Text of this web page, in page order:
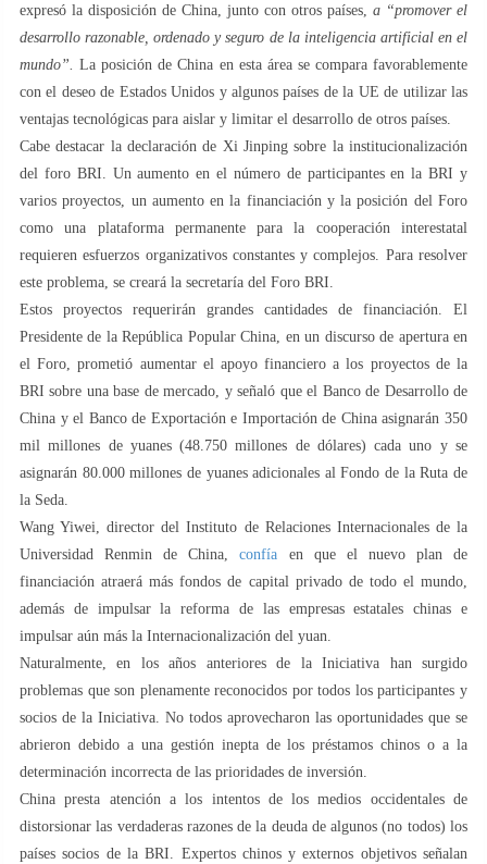
expresó la disposición de China, junto con otros países, a “promover el
desarrollo razonable, ordenado y seguro de la inteligencia artificial en el
mundo”.La posición de China en esta área se compara favorablemente
con el deseo de Estados Unidos y algunos países de la UE de utilizar las
ventajas tecnológicas para aislar y limitar el desarrollo de otros países.
Cabe destacar la declaración de Xi Jinping sobre la institucionalización
del foro BRI. Un aumento en el número de participantes en la BRI y
varios proyectos, un aumento en la financiación y la posición del Foro
como una plataforma permanente para la cooperación interestatal
requieren esfuerzos organizativos constantes y complejos. Para resolver
este problema, se creará la secretaría del Foro BRI.
Estos proyectos requerirán grandes cantidades de financiación. El
Presidente de la República Popular China, en un discurso de apertura en
el Foro, prometió aumentar el apoyo financiero a los proyectos de la
BRI sobre una base de mercado, y señaló que el Banco de Desarrollo de
China y el Banco de Exportación e Importación de China asignarán 350
mil millones de yuanes (48.750 millones de dólares) cada uno y se
asignarán 80.000 millones de yuanes adicionales al Fondo de la Ruta de
la Seda.
Wang Yiwei, director del Instituto de Relaciones Internacionales de la
Universidad Renmin de China,confía en que el nuevo plan de
financiación atraerá más fondos de capital privado de todo el mundo,
además de impulsar la reforma de las empresas estatales chinas e
impulsar aún más la Internacionalización del yuan.
Naturalmente, en los años anteriores de la Iniciativa han surgido
problemas que son plenamente reconocidos por todos los participantes y
socios de la Iniciativa. No todos aprovecharon las oportunidades que se
abrieron debido a una gestión inepta de los préstamos chinos o a la
determinación incorrecta de las prioridades de inversión.
China presta atención a los intentos de los medios occidentales de
distorsionar las verdaderas razones de la deuda de algunos (no todos) los
países socios de la BRI. Expertos chinos y externos objetivos señalan